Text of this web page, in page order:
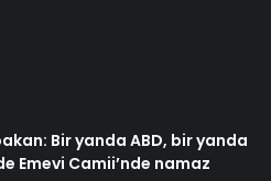
Bir yanda ABD, bir yanda
Emevi Camii’nde namaz